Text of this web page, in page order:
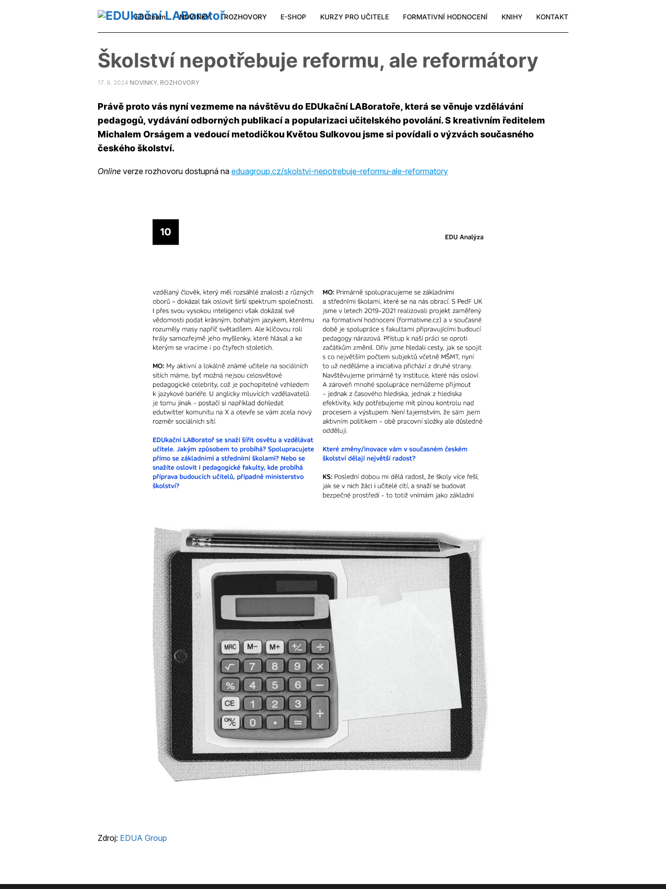
EDUteam NOVINKY ROZHOVORY E-SHOP KURZY PRO UČITELE FORMATIVNÍ HODNOCENÍ KNIHY KONTAKT
Školství nepotřebuje reformu, ale reformátory
17. 9. 2024 NOVINKY, ROZHOVORY
Právě proto vás nyní vezmeme na návštěvu do EDUkační LABoratoře, která se věnuje vzdělávání
pedagogů, vydávání odborných publikací a popularizaci učitelského povolání. S kreativním ředitelem
Michalem Orságem a vedoucí metodičkou Květou Sulkovou jsme si povídali o výzvách současného
českého školství.
Online verze rozhovoru dostupná na eduagroup.cz/skolstvi-nepotrebuje-reformu-ale-reformatory
Zdroj: EDUA Group